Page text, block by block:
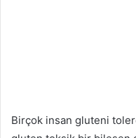
Birçok insan gluteni